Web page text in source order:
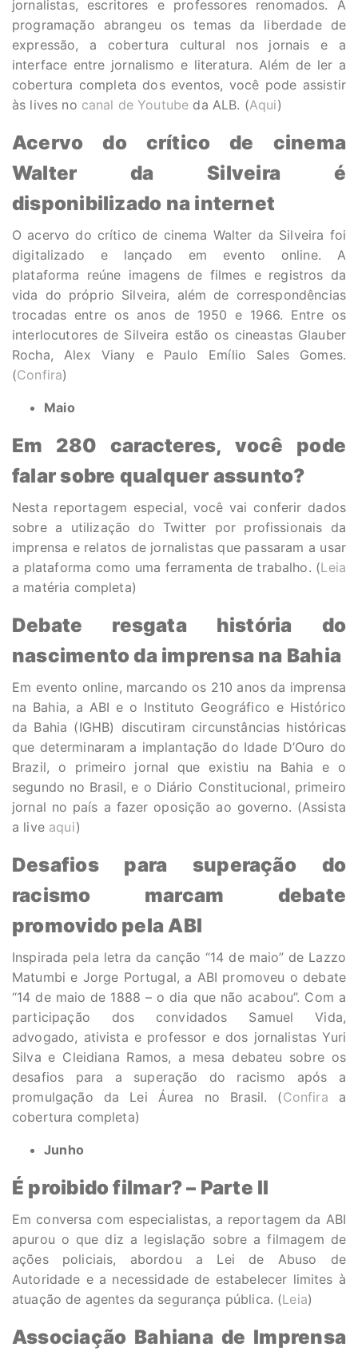
jornalistas, escritores e professores renomados. A
programação abrangeu os temas da liberdade de
expressão, a cobertura cultural nos jornais e a
interface entre jornalismo e literatura. Além de ler a
cobertura completa dos eventos, você pode assistir
às lives no canal de Youtube da ALB. (Aqui)
Acervo do crítico de cinema
Walter da Silveira é
disponibilizado na internet
O acervo do crítico de cinema Walter da Silveira foi
digitalizado e lançado em evento online. A
plataforma reúne imagens de filmes e registros da
vida do próprio Silveira, além de correspondências
trocadas entre os anos de 1950 e 1966. Entre os
interlocutores de Silveira estão os cineastas Glauber
Rocha, Alex Viany e Paulo Emílio Sales Gomes.
(Confira)
Maio
Em 280 caracteres, você pode
falar sobre qualquer assunto?
Nesta reportagem especial, você vai conferir dados
sobre a utilização do Twitter por profissionais da
imprensa e relatos de jornalistas que passaram a usar
a plataforma como uma ferramenta de trabalho. (Leia
a matéria completa)
Debate resgata história do
nascimento da imprensa na Bahia
Em evento online, marcando os 210 anos da imprensa
na Bahia, a ABI e o Instituto Geográfico e Histórico
da Bahia (IGHB) discutiram circunstâncias históricas
que determinaram a implantação do Idade D’Ouro do
Brazil, o primeiro jornal que existiu na Bahia e o
segundo no Brasil, e o Diário Constitucional, primeiro
jornal no país a fazer oposição ao governo. (Assista
a live aqui)
Desafios para superação do
racismo marcam debate
promovido pela ABI
Inspirada pela letra da canção “14 de maio” de Lazzo
Matumbi e Jorge Portugal, a ABI promoveu o debate
“14 de maio de 1888 – o dia que não acabou”. Com a
participação dos convidados Samuel Vida,
advogado, ativista e professor e dos jornalistas Yuri
Silva e Cleidiana Ramos, a mesa debateu sobre os
desafios para a superação do racismo após a
promulgação da Lei Áurea no Brasil. (Confira a
cobertura completa)
Junho
É proibido filmar? – Parte II
Em conversa com especialistas, a reportagem da ABI
apurou o que diz a legislação sobre a filmagem de
ações policiais, abordou a Lei de Abuso de
Autoridade e a necessidade de estabelecer limites à
atuação de agentes da segurança pública. (Leia)
Associação Bahiana de Imprensa